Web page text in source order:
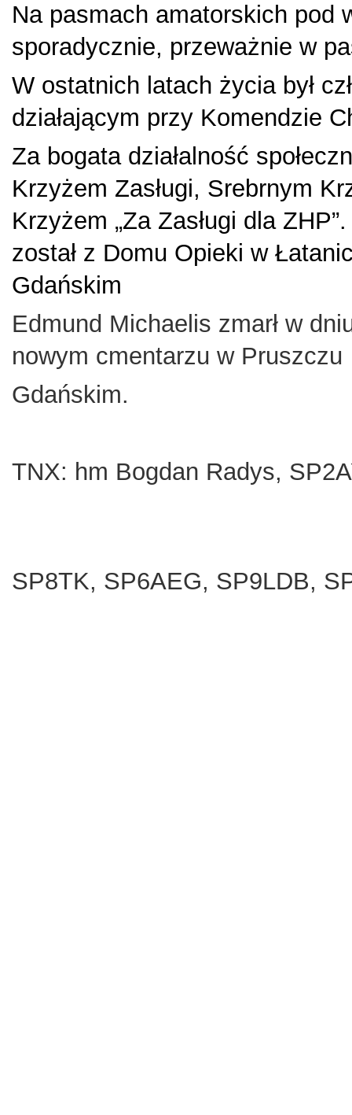
Na pasmach amatorskich pod
sporadycznie, przeważnie w
W ostatnich latach życia był
działającym przy Komendzie
Za bogata działalność
Krzyżem Zasługi, Srebrnym
Krzyżem „Za Zasługi dla
został z Domu Opieki w
Gdańskim
Edmund Michaelis zmarł w
nowym cmentarzu w Pruszczu
Gdańskim.
TNX: hm Bogdan Radys,
SP8TK, SP6AEG, SP9LDB,